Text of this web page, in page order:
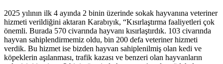
2025 yılının ilk 4 ayında 2 binin üzerinde sokak hayvanına veteriner
hizmeti verildiğini aktaran Karabıyık, “Kısırlaştırma faaliyetleri çok
önemli. Burada 570 civarında hayvanı kısırlaştırdık. 103 civarında
hayvan sahiplendirmemiz oldu, bin 200 defa veteriner hizmeti
verdik. Bu hizmet ise bizden hayvan sahiplenilmiş olan kedi ve
köpeklerin aşılanması, trafik kazası ve benzeri olan hayvanların